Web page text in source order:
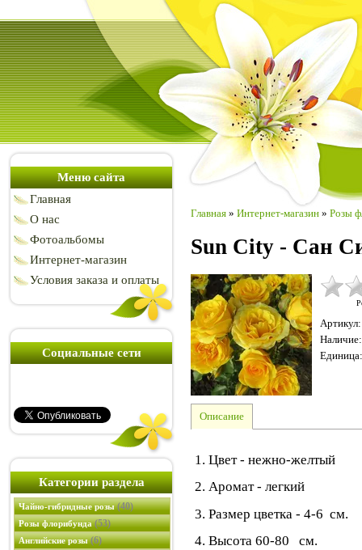
Меню сайта
Главная
О нас
Фотоальбомы
Интернет-магазин
Условия заказа и оплаты
Социальные сети
Категории раздела
Чайно-гибридные розы(40)
Розы флорибунда(53)
Английские розы(6)
Главная » Интернет-магазин » Розы
Sun City - Сан
Артикул:
Наличие:
Единица:
Описание
1. Цвет - нежно-желтый
2. Аромат - легкий
3. Размер цветка - 4-6 см.
4. Высота 60-80 см.